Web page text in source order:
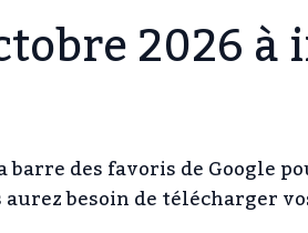
2026
barre des favoris de Google
besoin de télécharger